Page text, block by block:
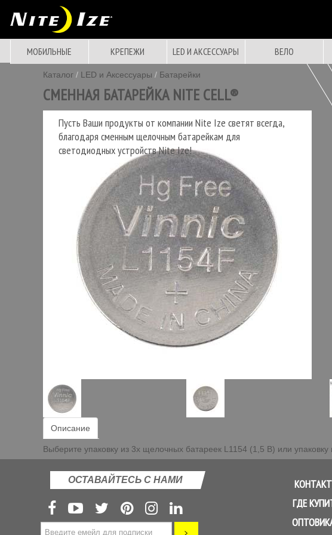
МОБИЛЬНЫЕ КРЕПЕЖИ LED И АКСЕССУАРЫ ВЕЛО
Каталог / LED и Аксессуары / Батарейки
СМЕННАЯ БАТАРЕЙКА NITE CELL®
Пусть Ваши продукты от компании Nite Ize светят всегда,
благодаря сменным щелочным батарейкам для
светодиодных устройствNite Ize!
Описание
Выберите упаковку из 3х щелочных батареек L1154 (1,5 В) или
ОСТАВАЙТЕСЬ С НАМИ
ГДЕ